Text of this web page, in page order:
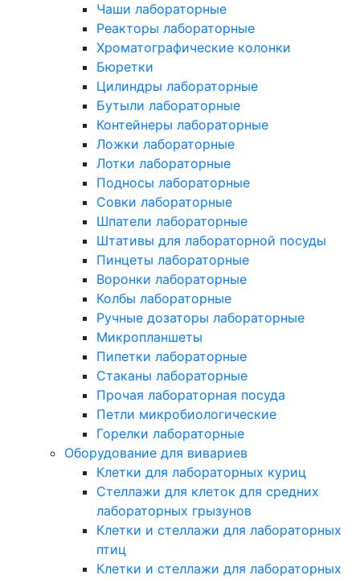
Чаши лабораторные
Реакторы лабораторные
Хроматографические колонки
Бюретки
Цилиндры лабораторные
Бутыли лабораторные
Контейнеры лабораторные
Ложки лабораторные
Лотки лабораторные
Подносы лабораторные
Совки лабораторные
Шпатели лабораторные
Штативы для лабораторной посуды
Пинцеты лабораторные
Воронки лабораторные
Колбы лабораторные
Ручные дозаторы лабораторные
Микропланшеты
Пипетки лабораторные
Стаканы лабораторные
Прочая лабораторная посуда
Петли микробиологические
Горелки лабораторные
Оборудование для вивариев
Клетки для лабораторных куриц
Стеллажи для клеток для средних
лабораторных грызунов
Клетки и стеллажи для лабораторных
птиц
Клетки и стеллажи для лабораторных